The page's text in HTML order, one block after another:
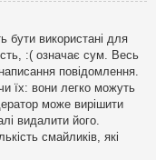
бути використані для
:( означає сум. Весь
повідомлення.
їх: вони легко можуть
може вирішити
видалити його.
смайликів, які